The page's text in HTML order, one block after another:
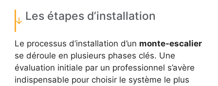
Les étapes d’installation
Le processus d’installation d’un monte-escalier
se déroule en plusieurs phases clés. Une
évaluation initiale par un professionnel s’avère
indispensable pour choisir le système le plus